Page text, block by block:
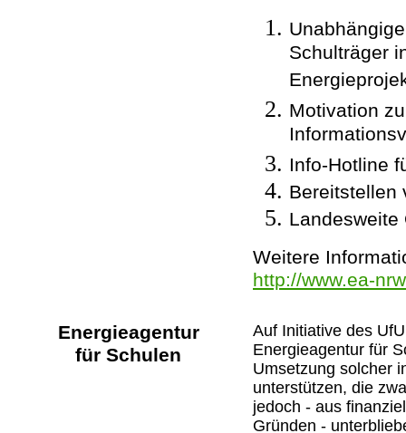
Schulträger
Motivation
Info-Hotline
Bereitstellen
Landesweite
Weitere
http://www.ea-
Energieagentur
für Schulen
Auf Initiative des
Energieagentur für
Umsetzung solcher
unterstützen, die
jedoch - aus
Gründen -